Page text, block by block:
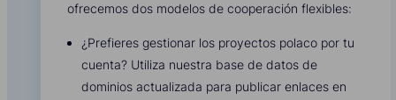
ofrecemos dos modelos de cooperación flexibles:
¿Prefieres gestionar los proyectos polaco por tu
cuenta? Utiliza nuestra base de datos de
dominios actualizada para publicar enlaces en